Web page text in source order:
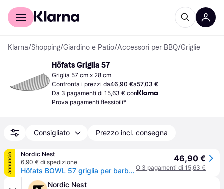
Per il tuo shopping
Klarna/Shopping/Giardino e Patio/Accessori per BBQ/Griglie
Höfats Griglia 57
Griglia 57 cm x 28 cm
Confronta i prezzi da46,90 €a57,03 €
Da 3 pagamenti di 15,63 € con
Prova pagamenti flessibili*
Consigliato Prezzo incl. consegna
annuncio
Nordic Nest
6,90 € di spedizione
Höfats BOWL 57 griglia per barbecue Argento
46,90 €
O 3 pagamenti di 15,63 €
Nordic Nest